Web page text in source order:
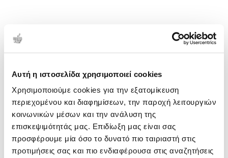
Αυτή η ιστοσελίδα χρησιμοποιεί cookies
Χρησιμοποιούμε cookies για την εξατομίκευση
περιεχομένου και διαφημίσεων, την παροχή λειτουργιών
κοινωνικών μέσων και την ανάλυση της
επισκεψιμότητάς μας. Επιδίωξη μας είναι σας
προσφέρουμε μία όσο το δυνατό πιο ταιριαστή στις
προτιμήσεις σας και πιο ενδιαφέρουσα στις αναζητήσεις